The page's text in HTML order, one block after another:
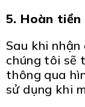
5. Hoàn tiền
Sau khi
chúng tôi sẽ
thông qua
sử dụng khi